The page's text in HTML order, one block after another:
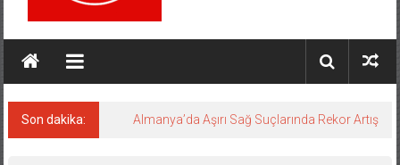
Son dakika: Almanya’da Aşırı Sağ Suçlarında Rekor Artış